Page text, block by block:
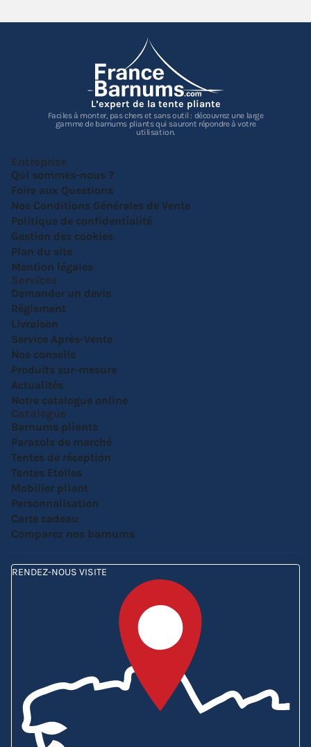
L’expert de la tente pliante
Faciles à monter, pas chers et sans outil : découvrez une large
gamme de barnums pliants qui sauront répondre à votre
utilisation.
Entreprise
Qui sommes-nous ?
Foire aux Questions
Nos Conditions Générales de Vente
Politique de confidentialité
Gestion des cookies
Plan du site
Mention légales
Services
Demander un devis
Réglement
Livraison
Service Après-Vente
Nos conseils
Produits sur-mesure
Actualités
Notre catalogue online
Catalogue
Barnums pliants
Parasols de marché
Tentes de réception
Tentes Etoiles
Mobilier pliant
Personnalisation
Carte cadeau
Comparez nos barnums
RENDEZ-NOUS VISITE